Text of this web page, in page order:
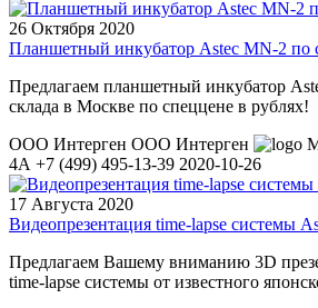
26 Октября 2020
Планшетный инкубатор Astec MN-2 по
Предлагаем планшетный инкубатор
склада в Москве по спеццене в рублях!
ООО Интерген ООО Интерген
4А +7 (499) 495-13-39 2020-10-26
17 Августа 2020
Видеопрезентация time-lapse системы
Предлагаем Вашему вниманию 3D
time-lapse системы от известного